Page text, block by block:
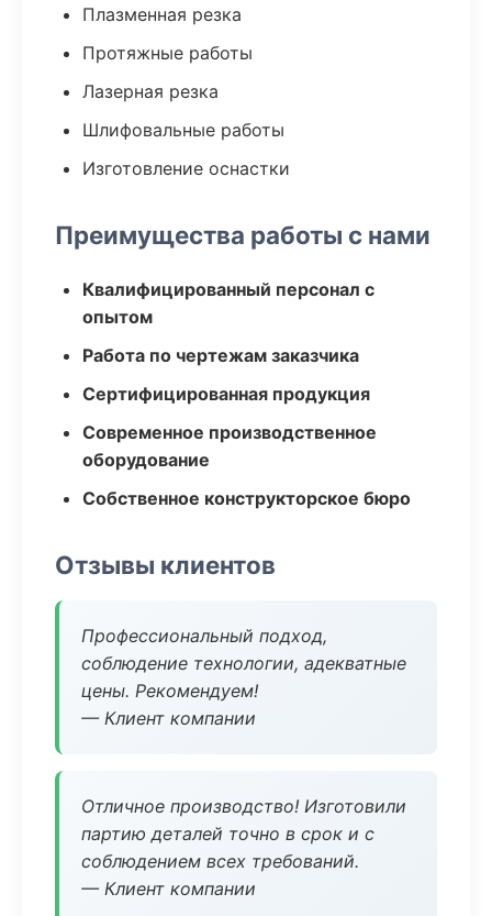
Плазменная резка
Протяжные работы
Лазерная резка
Шлифовальные работы
Изготовление оснастки
Преимущества работы с нами
Квалифицированный персонал с
опытом
Работа по чертежам заказчика
Сертифицированная продукция
Современное производственное
оборудование
Собственное конструкторское бюро
Отзывы клиентов
Профессиональный подход,
соблюдение технологии, адекватные
цены. Рекомендуем!
— Клиент компании
Отличное производство! Изготовили
партию деталей точно в срок и с
соблюдением всех требований.
— Клиент компании